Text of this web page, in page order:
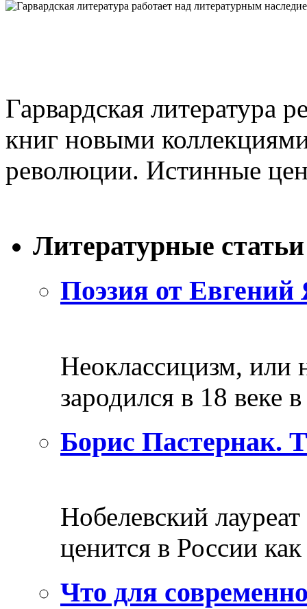
Гарвардская литература
книг новыми
революции. Истинные
Литературные статьи
Поэзия от Евгений
Неоклассицизм, или
зародился в 18 веке
Борис Пастернак.
Нобелевский
ценится в России
Что для